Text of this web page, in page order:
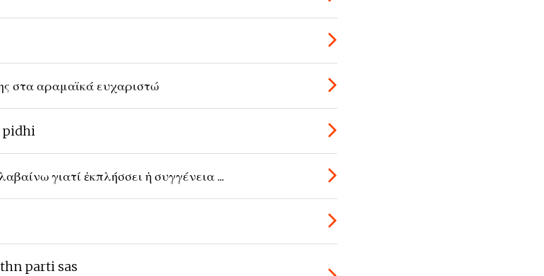
στα αραμαϊκά ευχαριστώ
pidhi
γιατί ἐκπλήσσει ἡ συγγένεια ...
parti sas